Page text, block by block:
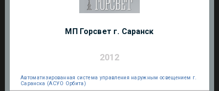
МП Горсвет г. Саранск
2012
Автоматизированная система управления наружным освещением г.
Саранска (АСУО Орбита)